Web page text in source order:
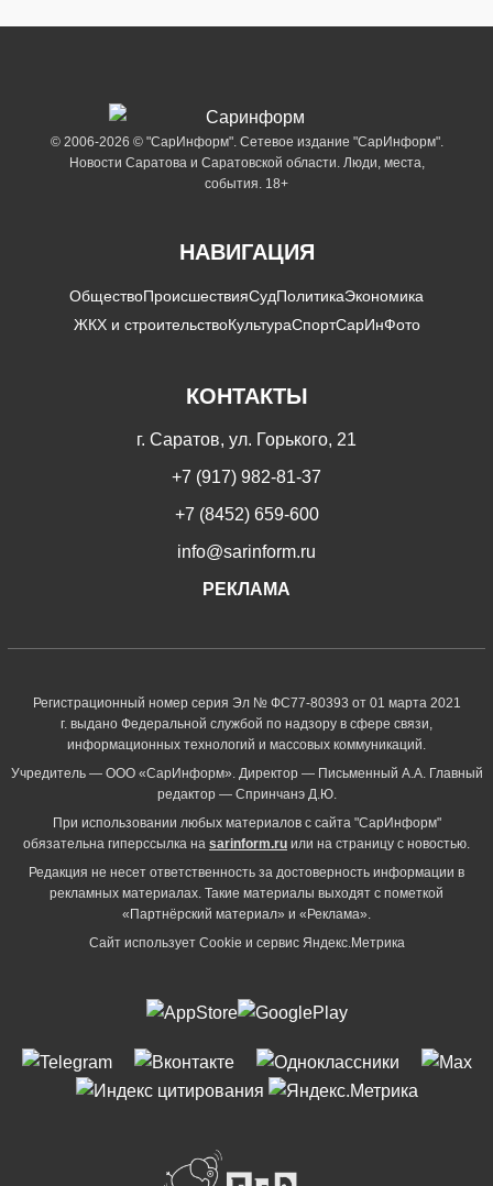
© 2006-2026 © "СарИнформ". Сетевое издание "СарИнформ".
Новости Саратова и Саратовской области. Люди, места,
события. 18+
НАВИГАЦИЯ
ОбществоПроисшествияСудПолитикаЭкономика
ЖКХ и строительствоКультураСпортСарИнФото
КОНТАКТЫ
г. Саратов, ул. Горького, 21
+7 (917) 982-81-37
+7 (8452) 659-600
info@sarinform.ru
РЕКЛАМА
Регистрационный номер серия Эл № ФС77-80393 от 01 марта 2021
г. выдано Федеральной службой по надзору в сфере связи,
информационных технологий и массовых коммуникаций.
Учредитель — ООО «СарИнформ». Директор — Письменный А.А. Главный
редактор — Спринчанэ Д.Ю.
При использовании любых материалов с сайта "СарИнформ"
обязательна гиперссылка на sarinform.ru или на страницу с новостью.
Редакция не несет ответственность за достоверность информации в
рекламных материалах. Такие материалы выходят с пометкой
«Партнёрский материал» и «Реклама».
Сайт использует Cookie и сервиc Яндекс.Метрика